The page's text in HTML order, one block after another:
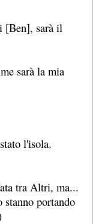
[Ben], sarà il
sarà la mia
l'isola.
tra Altri, ma...
stanno portando